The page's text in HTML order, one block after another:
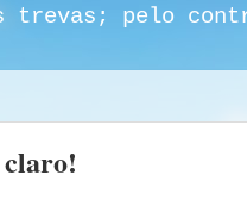
trevas; pelo